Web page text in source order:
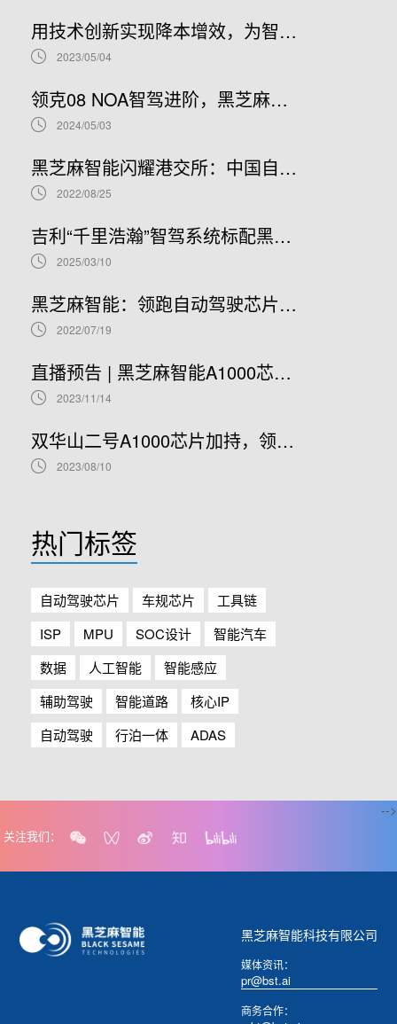
用技术创新实现降本增效，为智能汽车产业发展贡献“芯”力量
2023/05/04
领克08 NOA智驾进阶，黑芝麻智能携手吉利推进NOA普及
2024/05/03
黑芝麻智能闪耀港交所：中国自动驾驶芯片龙头上市新篇章，股票代码02533.HK引领未来
2022/08/25
吉利“千里浩瀚”智驾系统标配黑芝麻智能华山A1000芯片，加速智驾平权时代到来
2025/03/10
黑芝麻智能：领跑自动驾驶芯片赛道，开启港股IPO新篇章
2022/07/19
直播预告 | 黑芝麻智能A1000芯片基础软件开发在线研讨会
2023/11/14
双华山二号A1000芯片加持，领克08正式开售！
2023/08/10
热门标签
自动驾驶芯片 车规芯片
工具链
ISP
MPU SOC设计
智能汽车
数据
人工智能
智能感应
辅助驾驶
智能道路
核心IP
自动驾驶
行泊一体 ADAS
关注我们：
-->
黑芝麻智能科技有限公司
媒体资讯：
pr@bst.ai
商务合作：